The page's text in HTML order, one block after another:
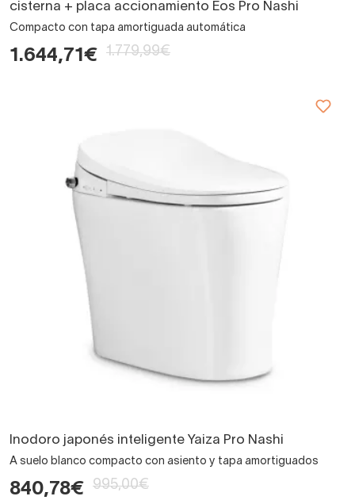
cisterna + placa accionamiento Eos Pro Nashi
Compacto con tapa amortiguada automática
1.644,71€ 1.779,99€
Inodoro japonés inteligente Yaiza Pro Nashi
A suelo blanco compacto con asiento y tapa amortiguados
840,78€ 995,00€